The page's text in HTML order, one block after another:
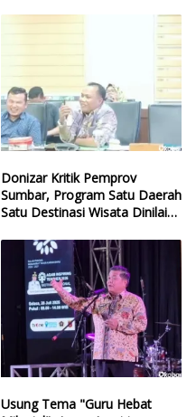
Donizar Kritik Pemprov
Sumbar, Program Satu Daerah
Satu Destinasi Wisata Dinilai
Usung Tema "Guru Hebat